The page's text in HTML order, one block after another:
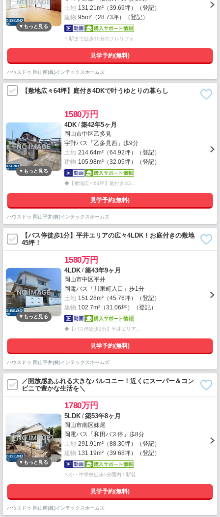
土地 131.21m²（39.69坪）（登記）
建物 95m²（28.73坪）（登記）
＼駅まで徒歩10分のフルリフォ…
見学予約(無料)
ハウスドゥ 岡山南(株)インテックスホームズ
【敷地広々64坪】庭付き4DKで叶うゆとりの暮らし
1580万円
4DK /築42年5ヶ月
岡山市中区乙多見
宇野バス「乙多見西」歩9分
土地 214.64m²（64.92坪）（登記）
建物 105.98m²（32.05坪）（登記）
◆【敷地広々64坪】庭付き4D…
見学予約(無料)
ハウスドゥ 岡山平井(株)インテックスホームズ
【バス停徒歩1分】平井エリアの広々4LDK！お庭付きの敷地
45坪！
1580万円
4LDK /築43年9ヶ月
岡山市中区平井
岡電バス「川東町入口」歩1分
土地 151.28m²（45.76坪）（登記）
建物 102.7m²（31.06坪）（登記）
◆【バス停徒歩1分】平井エリア…
見学予約(無料)
ハウスドゥ 岡山平井(株)インテックスホームズ
／開放感あふれる大きなバルコニー！近くにスーパー＆コン
ビニで豊かな生活を＼
1780万円
5LDK /築53年8ヶ月
岡山市南区妹尾
岡電バス「和田バス停」歩8分
土地 291.91m²（88.30坪）（登記）
建物 131.19m²（39.68坪）（登記）
＼小・中学校徒歩5分圏内！駅徒…
見学予約(無料)
ハウスドゥ 岡山南(株)インテックスホームズ